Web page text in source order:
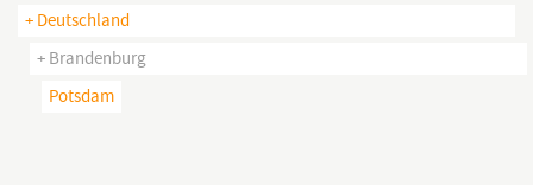
+ Deutschland
+ Brandenburg
Potsdam